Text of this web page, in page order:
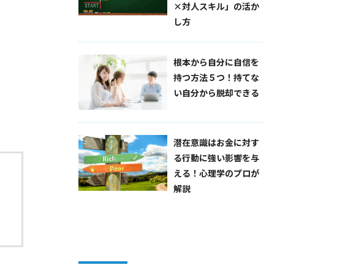
×対人スキル」の活か
し方
根本から自分に自信を
持つ方法５つ！持てな
い自分から脱却できる
潜在意識はお金に対す
る行動に強い影響を与
える！心理学のプロが
解説